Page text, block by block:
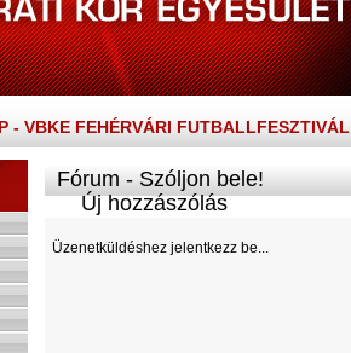
- VBKE FEHÉRVÁRI FUTBALLFESZTIVÁL
Fórum - Szóljon bele!
Új hozzászólás
Üzenetküldéshez jelentkezz be...